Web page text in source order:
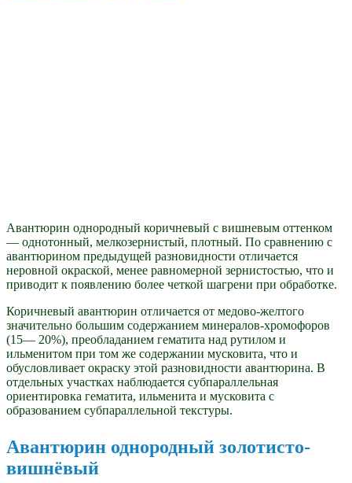
Авантюрин однородный коричневый с вишневым оттенком
— однотонный, мелкозернистый, плотный. По сравнению с
авантюрином предыдущей разновидности отличается
неровной окраской, менее равномерной зернистостью, что и
приводит к появлению более четкой шагрени при обработке.
Коричневый авантюрин отличается от медово-желтого
значительно большим содержанием минералов-хромофоров
(15— 20%), преобладанием гематита над рутилом и
ильменитом при том же содержании мусковита, что и
обусловливает окраску этой разновидности авантюрина. В
отдельных участках наблюдается субпараллельная
ориентировка гематита, ильменита и мусковита с
образованием субпараллельной текстуры.
Авантюрин однородный золотисто-
вишнёвый